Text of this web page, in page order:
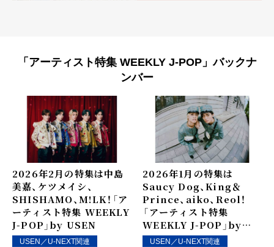
「アーティスト特集 WEEKLY J-POP」バックナ
ンバー
2026年2月の特集は中島
美嘉、ケツメイシ、
SHISHAMO、M!LK！――「ア
ーティスト特集 WEEKLY
J-POP」by USEN
USEN／U-NEXT関連
2026年1月の特集は
Saucy Dog、King＆
Prince、aiko、Reol！
――「アーティスト特集
WEEKLY J-POP」by
USEN
USEN／U-NEXT関連